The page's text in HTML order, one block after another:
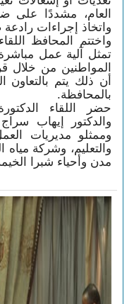
العام، مشددًا على
واتخاذ إجراءات
واختتم المحافظ
تمثل آلية عمل
المواطنين من خلال
أن ذلك يتم بالتعاون
بالمحافظة.
حضر اللقاء
والدكتور إيهاب
وممثلو مديريات
والتعليم، وشركة
مدن وأحياء شبرا